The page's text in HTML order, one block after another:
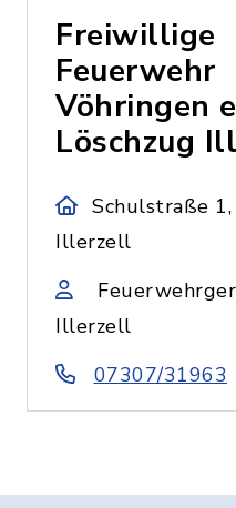
Freiwillige
Feuerwehr
Vöhringen
Löschzug
Schulstraße
Illerzell
Illerzell
07307/31963